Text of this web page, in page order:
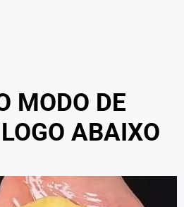
MODO DE
ABAIXO